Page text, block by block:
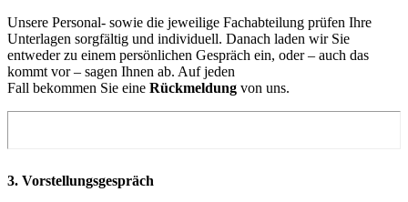
Unsere Personal- sowie die jeweilige Fachabteilung prüfen Ihre
Unterlagen sorgfältig und individuell. Danach laden wir Sie
entweder zu einem persönlichen Gespräch ein, oder – auch das
kommt vor – sagen Ihnen ab. Auf jeden
Fall bekommen Sie eine Rückmeldung von uns.
3. Vorstellungs­gespräch